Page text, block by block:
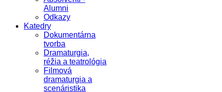
Alumni
Odkazy
Katedry
Dokumentárna
tvorba
Dramaturgia,
réžia a teatrológia
Filmová
dramaturgia a
scenáristika